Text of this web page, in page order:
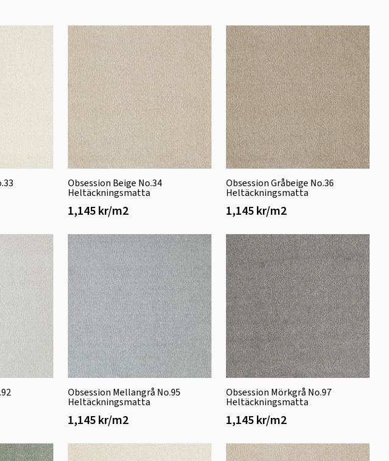
Obsession Beige No.34
Heltäckningsmatta
1,145 kr/m2
Obsession Gråbeige No.36
Heltäckningsmatta
1,145 kr/m2
Obsession Mellangrå No.95
Heltäckningsmatta
1,145 kr/m2
Obsession Mörkgrå No.97
Heltäckningsmatta
1,145 kr/m2